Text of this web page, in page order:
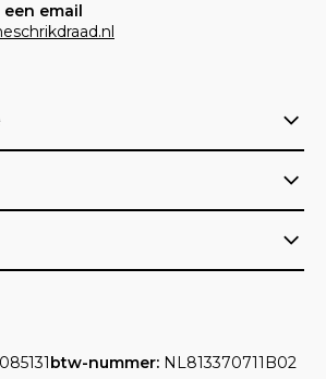
email
btw-nummer:NL813370711B02